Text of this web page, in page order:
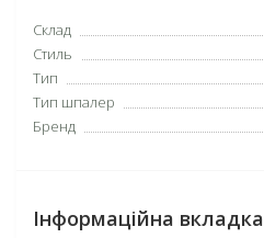
Склад
Стиль
Тип
Тип шпалер
Бренд
Інформаційна вкладка